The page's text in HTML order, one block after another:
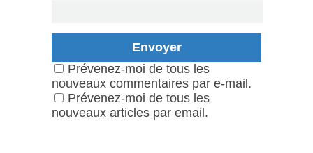
Prévenez-moi de tous les
nouveaux commentaires par e-mail.
Prévenez-moi de tous les
nouveaux articles par email.